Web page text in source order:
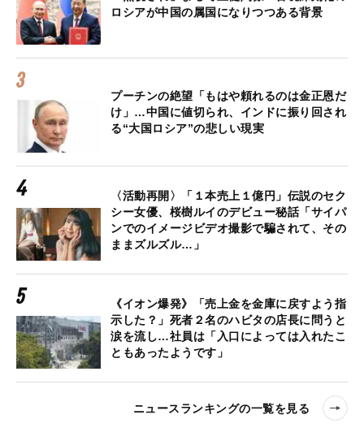
ロシアが中国の属国になりつつある背景
プーチンの絶望「もはや頼れるのは金正恩だ
け」…中国に値切られ、インドに振り回され
る“大国ロシア”の悲しい現実
〈活動再開〉「１本売上１億円」伝説のセク
シー女優、桜樹ルイのデビュー秘話「サイパ
ンでのイメージビデオ撮影で騙されて、その
ままズルズル…」
《イオン爆発》「売上金を金庫に戻すよう指
示した？」死者２名のハビタの店長に問うと
涙を流し…社員は「入口によっては入れたこ
ともあったようです」
ニュースランキングの一覧を見る